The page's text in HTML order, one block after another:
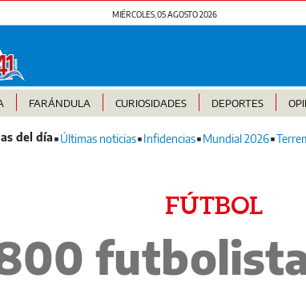
MIÉRCOLES, 05 AGOSTO 2026
FARÁNDULA CURIOSIDADES DEPORTES
Últimas noticias Infidencias Mundial 2026
FÚTBOL